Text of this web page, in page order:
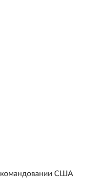
США